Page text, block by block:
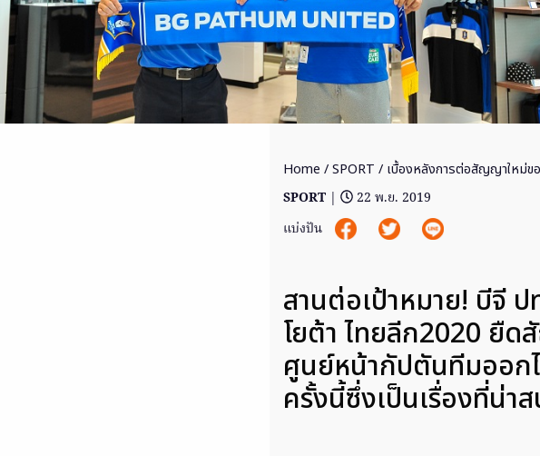
Home /SPORT / เบื้องหลังการต่อสัญญาใหม่ข
SPORT |
22 พ.ย. 2019
แบ่งปัน
สานต่อเป้าหมาย! บีจี
โยต้า ไทยลีก2020 ยื
ศูนย์หน้ากัปตันทีมออก
ครั้งนี้ซึ่งเป็นเรื่องที่น่าส